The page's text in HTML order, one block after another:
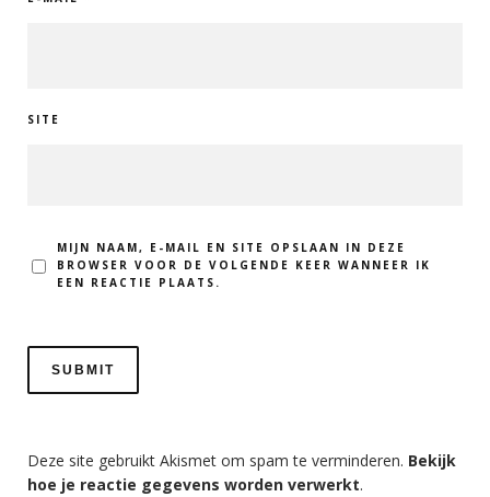
SITE
MIJN NAAM, E-MAIL EN SITE OPSLAAN IN DEZE
BROWSER VOOR DE VOLGENDE KEER WANNEER IK
EEN REACTIE PLAATS.
Deze site gebruikt Akismet om spam te verminderen. Bekijk
hoe je reactie gegevens worden verwerkt.